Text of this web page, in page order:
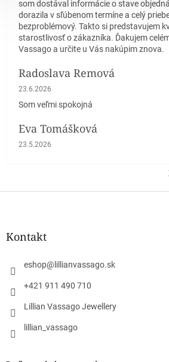
som dostával informácie o stave
dorazila v sľúbenom termíne a celý
bezproblémový. Takto si predstavujem
starostlivosť o zákazníka. Ďakujem
Vassago a určite u Vás nakúpim znova.
Radoslava Remová
Hodnotenie obchodu je 5 z 5 hviezdičiek.
23.6.2026
Som veľmi spokojná
Eva Tomášková
Hodnotenie obchodu je 5 z 5 hviezdičiek.
23.5.2026
Z
Kontakt
eshop@ lillianvassago.sk
+421 911 490 710
Lillian Vassago Jewellery
lillian_vassago